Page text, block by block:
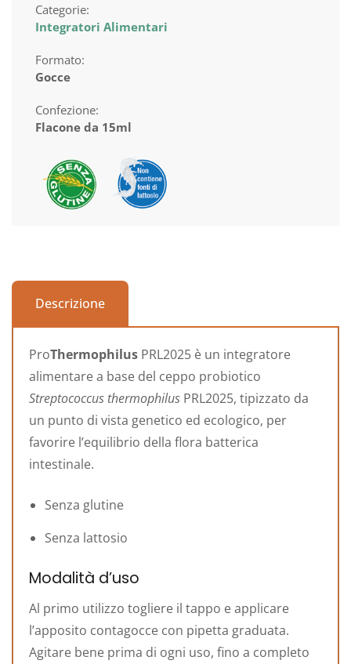
Categorie:
Integratori Alimentari
Formato:
Gocce
Confezione:
Flacone da 15ml
Descrizione
ProThermophilus PRL2025 è un integratore
alimentare a base del ceppo probiotico
Streptococcus thermophilus PRL2025, tipizzato da
un punto di vista genetico ed ecologico, per
favorire l’equilibrio della flora batterica
intestinale.
Senza glutine
Senza lattosio
Modalità d’uso
Al primo utilizzo togliere il tappo e applicare
l’apposito contagocce con pipetta graduata.
Agitare bene prima di ogni uso, fino a completo